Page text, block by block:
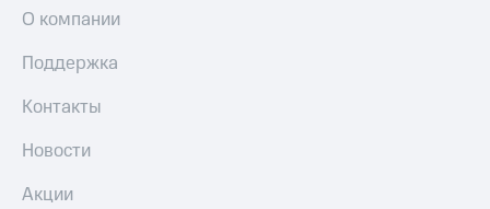
О компании
Поддержка
Контакты
Новости
Акции